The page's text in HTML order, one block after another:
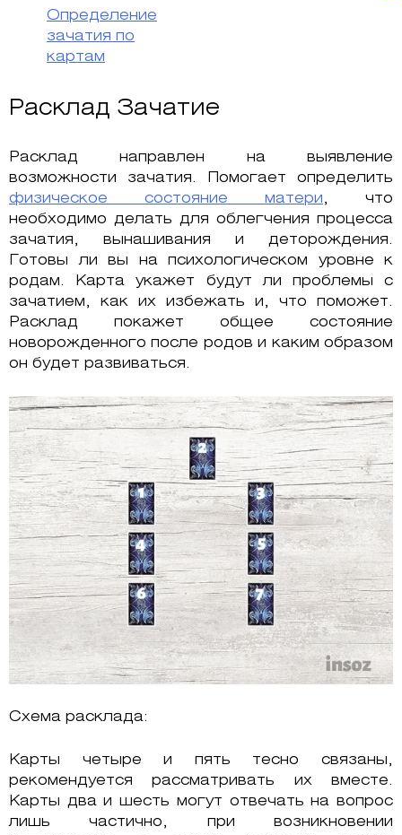
Определение
зачатия по
картам
Расклад Зачатие
Расклад направлен на выявление
возможности зачатия. Помогает определить
физическое состояние матери , что
необходимо делать для облегчения процесса
зачатия, вынашивания и деторождения.
Готовы ли вы на психологическом уровне к
родам. Карта укажет будут ли проблемы с
зачатием, как их избежать и, что поможет.
Расклад покажет общее состояние
новорожденного после родов и каким образом
он будет развиваться.
Схема расклада:
Карты четыре и пять тесно связаны,
рекомендуется рассматривать их вместе.
Карты два и шесть могут отвечать на вопрос
лишь частично, при возникновении